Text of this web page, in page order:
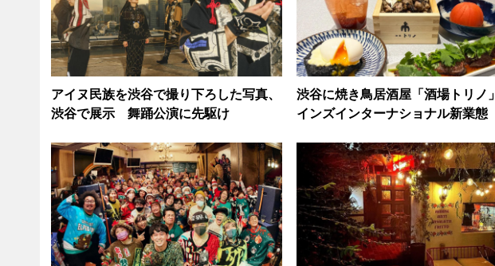
アイヌ民族を渋谷で撮り下ろした写真、
渋谷で展示 舞踊公演に先駆け
渋谷に焼き鳥居酒屋「酒場トリ
インズインターナショナル新業態